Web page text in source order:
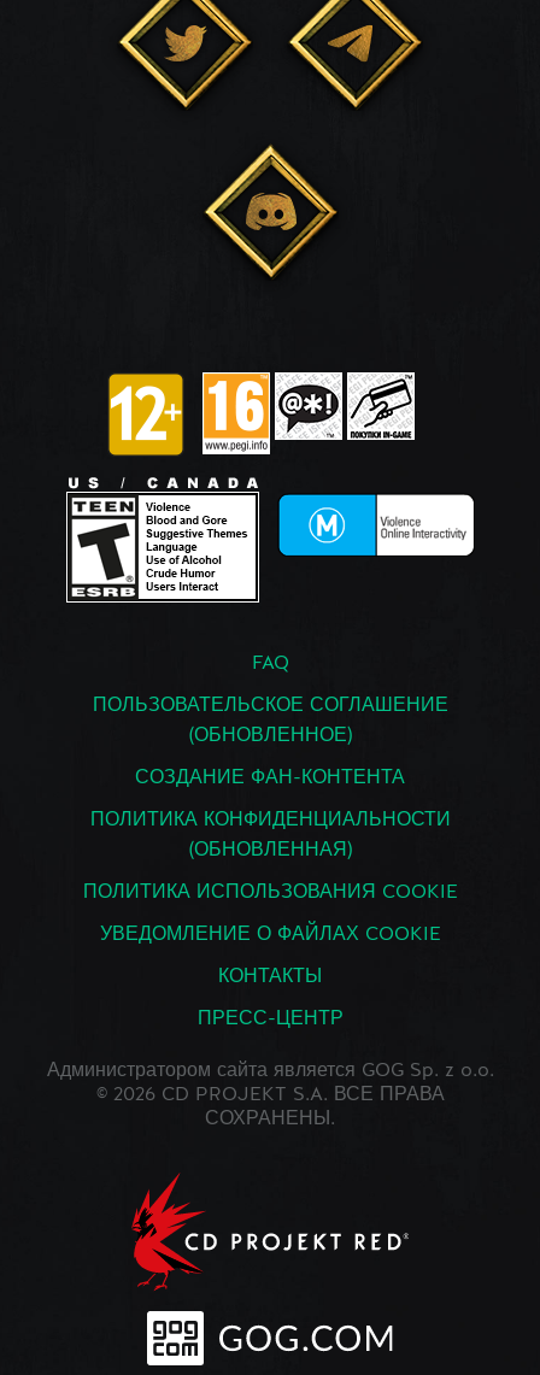
FAQ
ПОЛЬЗОВАТЕЛЬСКОЕ СОГЛАШЕНИЕ
(ОБНОВЛЕННОЕ)
СОЗДАНИЕ ФАН-КОНТЕНТА
ПОЛИТИКА КОНФИДЕНЦИАЛЬНОСТИ
(ОБНОВЛЕННАЯ)
ПОЛИТИКА ИСПОЛЬЗОВАНИЯ COOKIE
УВЕДОМЛЕНИЕ О ФАЙЛАХ COOKIE
КОНТАКТЫ
ПРЕСС-ЦЕНТР
Администратором сайта является GOG Sp. z o.o.
© 2026 CD PROJEKT S.A. ВСЕ ПРАВА
СОХРАНЕНЫ.